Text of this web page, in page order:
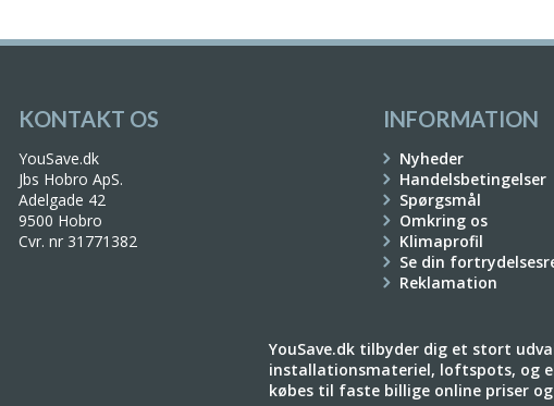
KONTAKT OS
YouSave.dk
Jbs Hobro ApS.
Adelgade 42
9500 Hobro
Cvr. nr 31771382
YouSave.dk tilbyder dig et stort
installationsmateriel, loftspots, og
købes til faste billige online priser
INFORMATION
Nyheder
Handelsbetingelser
Spørgsmål
Omkring os
Klimaprofil
Se din
Reklamation